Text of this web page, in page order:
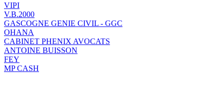
VIPI
V.B.2000
GASCOGNE GENIE CIVIL - GGC
OHANA
CABINET PHENIX AVOCATS
ANTOINE BUISSON
FEY
MP CASH